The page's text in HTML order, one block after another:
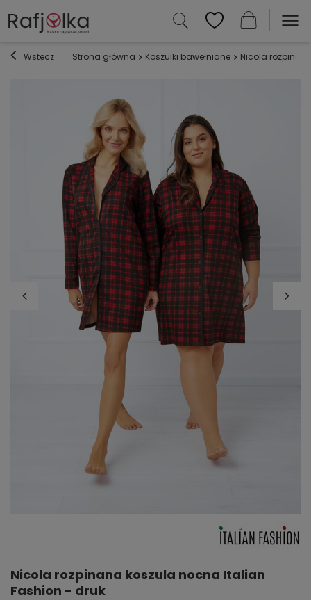
Wstecz Strona główna Koszulki bawełniane Nicola
Nicola rozpinana koszula nocna Italian
Fashion - druk